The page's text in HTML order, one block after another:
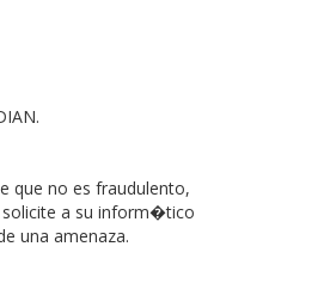
que no es fraudulento,
solicite a su inform�tico
una amenaza.